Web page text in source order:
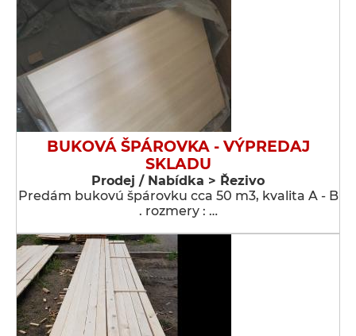
BUKOVÁ ŠPÁROVKA - VÝPREDAJ
SKLADU
Prodej / Nabídka > Řezivo
Predám bukovú špárovku cca 50 m3, kvalita A - B
. rozmery : …